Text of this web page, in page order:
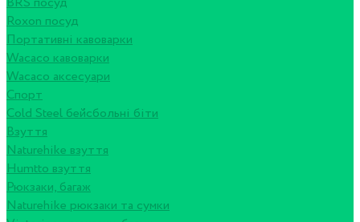
Roxon посуд
Портативні кавоварки
Wacaco кавоварки
Wacaco аксесуари
Спорт
Cold Steel бейсбольні біти
Взуття
Naturehike взуття
Humtto взуття
Рюкзаки, багаж
Naturehike рюкзаки та сумки